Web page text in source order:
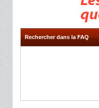
Rechercher dans la FAQ